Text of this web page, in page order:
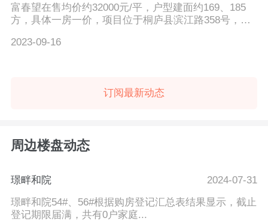
富春望在售均价约32000元/平，户型建面约169、185
方，具体一房一价，项目位于桐庐县滨江路358号，以
2023-09-16
订阅最新动态
周边楼盘动态
璟畔和院
2024-07-31
璟畔和院54#、56#根据购房登记汇总表结果显示，截止
登记期限届满，共有0户家庭...